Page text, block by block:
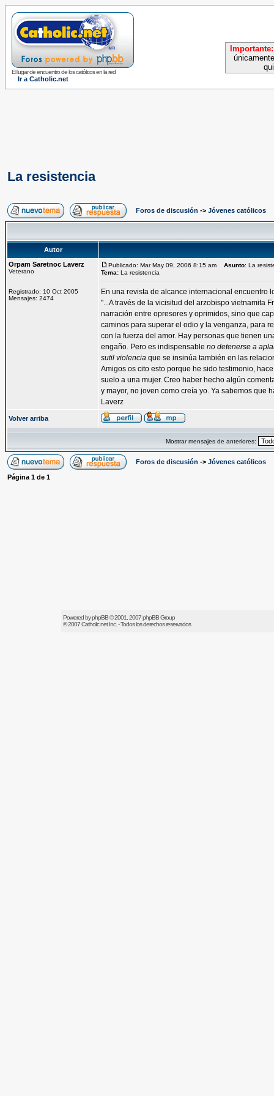
El lugar de encuentro de los católicos en la red
Ir a Catholic.net
Importante:
La resistencia
Foros de discusión -> Jóvenes católicos
Autor
Orpam Saretnoc Laverz
Veterano
Registrado: 10 Oct 2005
Mensajes: 2474
Publicado: Mar May 09, 2006 8:15 am Asunto: La
Tema: La resistencia
En una revista de alcance internacional encuentro
"...A través de la vicisitud del arzobispo vietnamita
narración entre opresores y oprimidos, sino que
caminos para superar el odio y la venganza, para
con la fuerza del amor. Hay personas que tienen
engaño. Pero es indispensable no detenerse a
sutil violencia que se insinúa también en las
Amigos os cito esto porque he sido testimonio,
suelo a una mujer. Creo haber hecho algún
y mayor, no joven como creía yo. Ya sabemos que
Laverz
Volver arriba
Mostrar mensajes de anteriores:
Foros de discusión -> Jóvenes católicos
Página 1 de 1
Powered byphpBB© 2001, 2007 phpBB Group
© 2007Catholic.netInc. - Todos los derechos reservados